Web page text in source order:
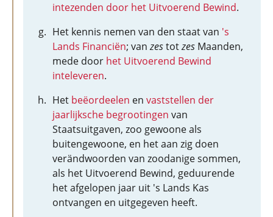
intezenden door het Uitvoerend Bewind.
Het kennis nemen van den staat van 's
Lands Financiën; vanzestotzes Maanden,
mede door het Uitvoerend Bewind
inteleveren.
Het beëordeelen en vaststellen der
jaarlijksche begrootingen van
Staatsuitgaven, zoo gewoone als
buitengewoone, en het aan zig doen
verändwoorden van zoodanige sommen,
als het Uitvoerend Bewind, geduurende
het afgelopen jaar uit 's Lands Kas
ontvangen en uitgegeven heeft.